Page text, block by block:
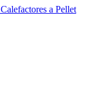
Calefactores a Pellet